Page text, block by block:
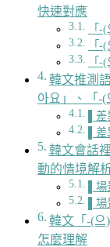
快速對應
「
「
「
韓文推測
아요」、「-(
▌
▌
韓文會話
動的情境解
▌
▌
韓文「-(으
怎麼理解